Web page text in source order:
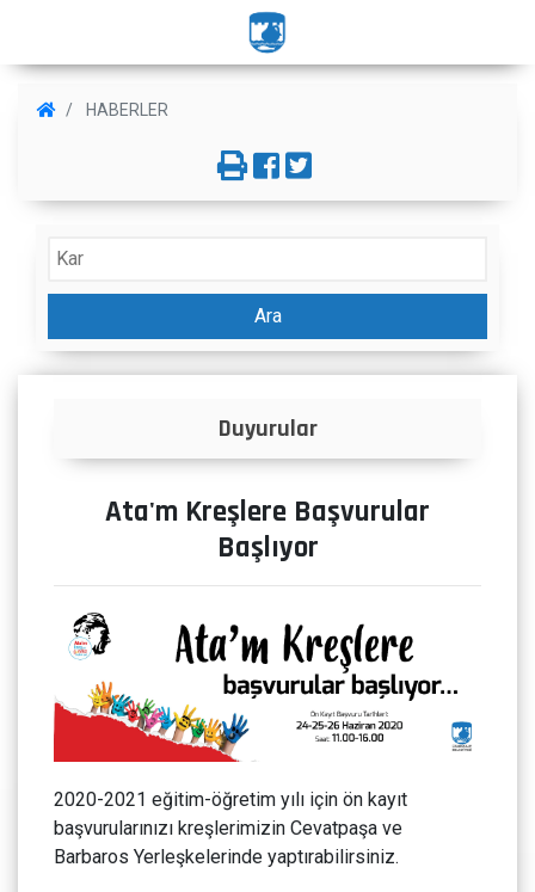
HABERLER
Ara
Ata'm Kreşlere Başvurular
Başlıyor
2020-2021 eğitim-öğretim yılı için ön kayıt
başvurularınızı kreşlerimizin Cevatpaşa ve
Barbaros Yerleşkelerinde yaptırabilirsiniz.